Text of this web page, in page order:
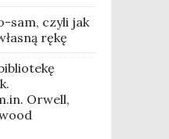
sam, czyli jak
rękę
Orwell,